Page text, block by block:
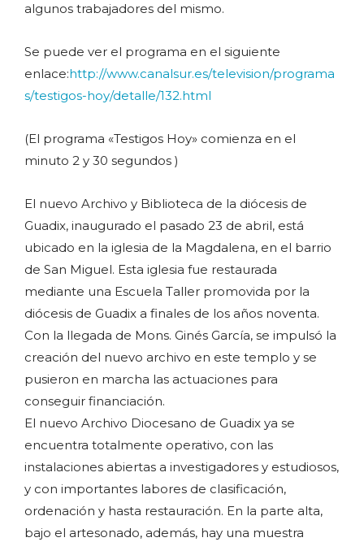
algunos trabajadores del mismo.
Se puede ver el programa en el siguiente
enlace:http://www.canalsur.es/television/programa
s/testigos-hoy/detalle/132.html
(El programa «Testigos Hoy» comienza en el
minuto 2 y 30 segundos )
El nuevo Archivo y Biblioteca de la diócesis de
Guadix, inaugurado el pasado 23 de abril, está
ubicado en la iglesia de la Magdalena, en el barrio
de San Miguel. Esta iglesia fue restaurada
mediante una Escuela Taller promovida por la
diócesis de Guadix a finales de los años noventa.
Con la llegada de Mons. Ginés García, se impulsó la
creación del nuevo archivo en este templo y se
pusieron en marcha las actuaciones para
conseguir financiación.
El nuevo Archivo Diocesano de Guadix ya se
encuentra totalmente operativo, con las
instalaciones abiertas a investigadores y estudiosos,
y con importantes labores de clasificación,
ordenación y hasta restauración. En la parte alta,
bajo el artesonado, además, hay una muestra